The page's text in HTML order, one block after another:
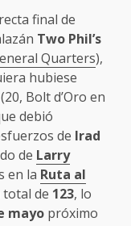
final de
Two Phil’s
Quarters),
hubiese
(20, Bolt d’Oro en
debió
de Irad
de Larry
en la Ruta al
total de 123, lo
mayo próximo